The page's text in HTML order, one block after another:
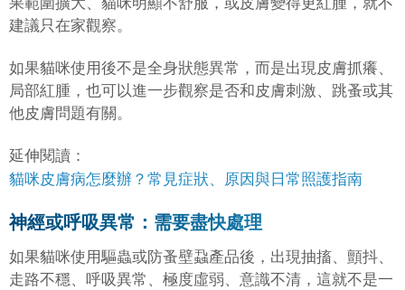
果範圍擴大、貓咪明顯不舒服，或皮膚變得更紅腫，就不
建議只在家觀察。
如果貓咪使用後不是全身狀態異常，而是出現皮膚抓癢、
局部紅腫，也可以進一步觀察是否和皮膚刺激、跳蚤或其
他皮膚問題有關。
延伸閱讀：
貓咪皮膚病怎麼辦？常見症狀、原因與日常照護指南
神經或呼吸異常：需要盡快處理
如果貓咪使用驅蟲或防蚤壁蝨產品後，出現抽搐、顫抖、
走路不穩、呼吸異常、極度虛弱、意識不清，這就不是一